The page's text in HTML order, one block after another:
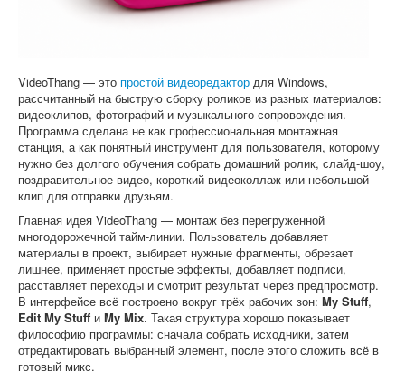
VideoThang — это простой видеоредактор для Windows,
рассчитанный на быструю сборку роликов из разных материалов:
видеоклипов, фотографий и музыкального сопровождения.
Программа сделана не как профессиональная монтажная
станция, а как понятный инструмент для пользователя, которому
нужно без долгого обучения собрать домашний ролик, слайд-шоу,
поздравительное видео, короткий видеоколлаж или небольшой
клип для отправки друзьям.
Главная идея VideoThang — монтаж без перегруженной
многодорожечной тайм-линии. Пользователь добавляет
материалы в проект, выбирает нужные фрагменты, обрезает
лишнее, применяет простые эффекты, добавляет подписи,
расставляет переходы и смотрит результат через предпросмотр.
В интерфейсе всё построено вокруг трёх рабочих зон: My Stuff,
Edit My Stuff и My Mix. Такая структура хорошо показывает
философию программы: сначала собрать исходники, затем
отредактировать выбранный элемент, после этого сложить всё в
готовый микс.